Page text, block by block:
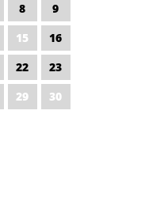
8
9
15
16
22
23
29
30